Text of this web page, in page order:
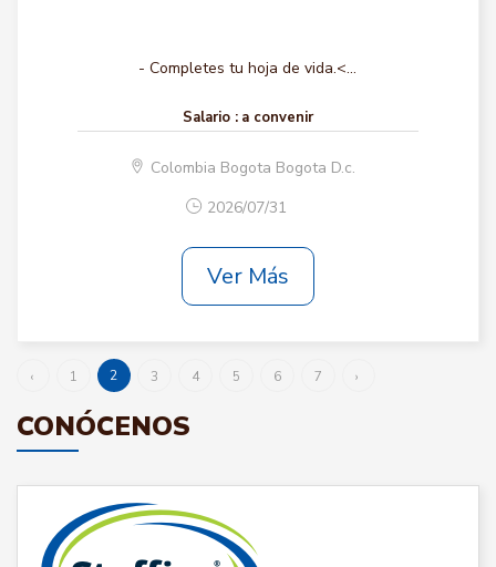
- Completes tu hoja de vida.<...
Salario : a convenir
Colombia Bogota Bogota D.c.
2026/07/31
Ver Más
‹ 1 2 3 4 5 6 7 ›
CONÓCENOS